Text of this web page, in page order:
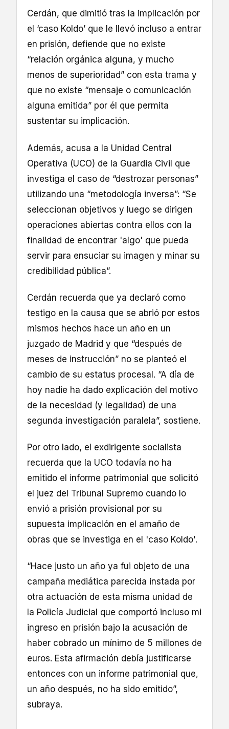
Cerdán, que dimitió tras la implicación por
el ‘caso Koldo’ que le llevó incluso a entrar
en prisión, defiende que no existe
“relación orgánica alguna, y mucho
menos de superioridad” con esta trama y
que no existe “mensaje o comunicación
alguna emitida” por él que permita
sustentar su implicación.
Además, acusa a la Unidad Central
Operativa (UCO) de la Guardia Civil que
investiga el caso de “destrozar personas”
utilizando una “metodología inversa”: “Se
seleccionan objetivos y luego se dirigen
operaciones abiertas contra ellos con la
finalidad de encontrar 'algo' que pueda
servir para ensuciar su imagen y minar su
credibilidad pública”.
Cerdán recuerda que ya declaró como
testigo en la causa que se abrió por estos
mismos hechos hace un año en un
juzgado de Madrid y que “después de
meses de instrucción” no se planteó el
cambio de su estatus procesal. “A día de
hoy nadie ha dado explicación del motivo
de la necesidad (y legalidad) de una
segunda investigación paralela”, sostiene.
Por otro lado, el exdirigente socialista
recuerda que la UCO todavía no ha
emitido el informe patrimonial que solicitó
el juez del Tribunal Supremo cuando lo
envió a prisión provisional por su
supuesta implicación en el amaño de
obras que se investiga en el 'caso Koldo'.
“Hace justo un año ya fui objeto de una
campaña mediática parecida instada por
otra actuación de esta misma unidad de
la Policía Judicial que comportó incluso mi
ingreso en prisión bajo la acusación de
haber cobrado un mínimo de 5 millones de
euros. Esta afirmación debía justificarse
entonces con un informe patrimonial que,
un año después, no ha sido emitido”,
subraya.